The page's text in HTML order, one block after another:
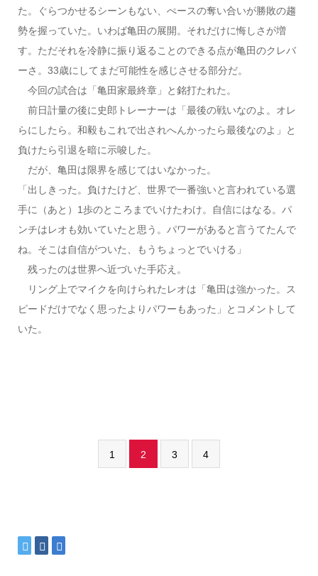
た。ぐらつかせるシーンもない、ぺースの奪い合いが勝敗の趨
勢を握っていた。いわば亀田の展開。それだけに悔しさが増
す。ただそれを冷静に振り返ることのできる点が亀田のクレバ
ーさ。33歳にしてまだ可能性を感じさせる部分だ。
今回の試合は「亀田家最終章」と銘打たれた。
前日計量の後に史郎トレーナーは「最後の戦いなのよ。オレ
らにしたら。和毅もこれで出されへんかったら最後なのよ」と
負けたら引退を暗に示唆した。
だが、亀田は限界を感じてはいなかった。
「出しきった。負けたけど、世界で一番強いと言われている選
手に（あと）1歩のところまでいけたわけ。自信にはなる。パ
ンチはレオも効いていたと思う。パワーがあると言うてたんで
ね。そこは自信がついた、もうちょっとでいける」
残ったのは世界へ近づいた手応え。
リング上でマイクを向けられたレオは「亀田は強かった。ス
ピードだけでなく思ったよりパワーもあった」とコメントして
いた。
1 2 3 4